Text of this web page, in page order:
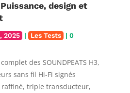
design et
2025 | Les Tests | 0
des SOUNDPEATS H3,
sans fil Hi-Fi signés
raffiné, triple transducteur,